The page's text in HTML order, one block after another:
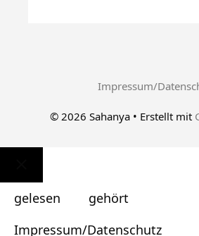
Impressum/
© 2026 Sahanya • Erstellt mit
Schließen
gelesen
gehört
Impressum/Datenschutz